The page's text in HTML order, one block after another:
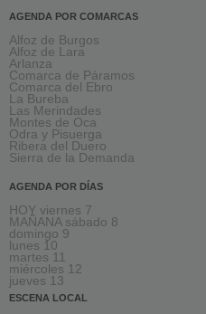
AGENDA POR COMARCAS
Alfoz de Burgos
Alfoz de Lara
Arlanza
Comarca de Páramos
Comarca del Ebro
La Bureba
Las Merindades
Montes de Oca
Odra y Pisuerga
Ribera del Duero
Sierra de la Demanda
AGENDA POR DÍAS
HOY viernes 7
MAÑANA sábado 8
domingo 9
lunes 10
martes 11
miércoles 12
jueves 13
ESCENA LOCAL